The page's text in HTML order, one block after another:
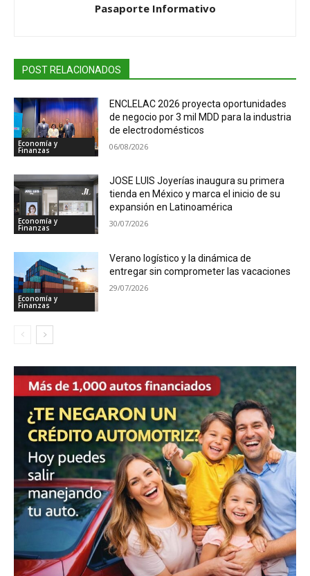
Pasaporte Informativo
POST RELACIONADOS
Economía y
Finanzas
ENCLELAC 2026 proyecta oportunidades
de negocio por 3 mil MDD para la industria
de electrodomésticos
06/08/2026
Economía y
Finanzas
JOSE LUIS Joyerías inaugura su primera
tienda en México y marca el inicio de su
expansión en Latinoamérica
30/07/2026
Economía y
Finanzas
Verano logístico y la dinámica de
entregar sin comprometer las vacaciones
29/07/2026